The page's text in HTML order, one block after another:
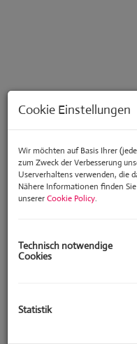
Beschreibung
angeboten und stellt eine
begehrtesten
Cookie Einstellungen
Wir möchten auf Basis Ihrer
zum Zweck der Verbesserung
Userverhaltens verwenden, die
Nähere Informationen finden
unsererCookie Policy.
Technisch notwendige
Cookies
Statistik